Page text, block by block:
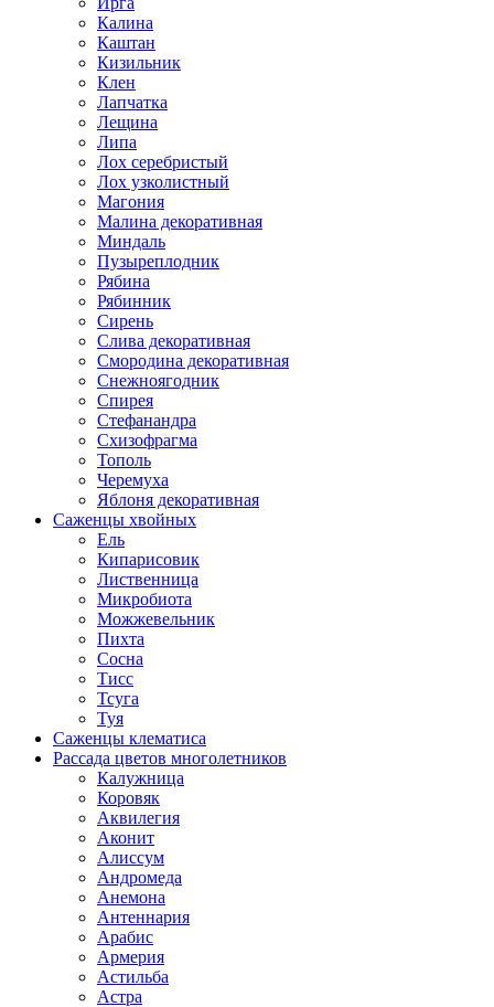
Калина
Каштан
Кизильник
Клен
Лапчатка
Лещина
Липа
Лох серебристый
Лох узколистный
Магония
Малина декоративная
Миндаль
Пузыреплодник
Рябина
Рябинник
Сирень
Слива декоративная
Смородина декоративная
Снежноягодник
Спирея
Стефанандра
Схизофрагма
Тополь
Черемуха
Яблоня декоративная
Саженцы хвойных
Ель
Кипарисовик
Лиственница
Микробиота
Можжевельник
Пихта
Сосна
Тисс
Тсуга
Туя
Саженцы клематиса
Рассада цветов многолетников
Калужница
Коровяк
Аквилегия
Аконит
Алиссум
Андромеда
Анемона
Антеннария
Арабис
Армерия
Астильба
Астра